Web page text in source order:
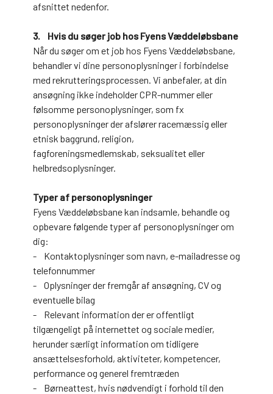
afsnittet nedenfor.
3. Hvis du søger job hos Fyens Væddeløbsbane
Når du søger om et job hos Fyens Væddeløbsbane,
behandler vi dine personoplysninger i forbindelse
med rekrutteringsprocessen. Vi anbefaler, at din
ansøgning ikke indeholder CPR-nummer eller
følsomme personoplysninger, som fx
personoplysninger der afslører racemæssig eller
etnisk baggrund, religion,
fagforeningsmedlemskab, seksualitet eller
helbredsoplysninger.
Typer af personoplysninger
Fyens Væddeløbsbane kan indsamle, behandle og
opbevare følgende typer af personoplysninger om
dig:
- Kontaktoplysninger som navn, e-mailadresse og
telefonnummer
- Oplysninger der fremgår af ansøgning, CV og
eventuelle bilag
- Relevant information der er offentligt
tilgængeligt på internettet og sociale medier,
herunder særligt information om tidligere
ansættelsesforhold, aktiviteter, kompetencer,
performance og generel fremtræden
- Børneattest, hvis nødvendigt i forhold til den